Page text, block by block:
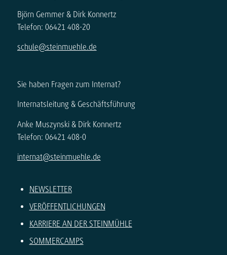
Björn Gemmer & Dirk Konnertz
Telefon: 06421 408-20
schule@steinmuehle.de
Sie haben Fragen zum Internat?
Internatsleitung & Geschäftsführung
Anke Muszynski & Dirk Konnertz
Telefon: 06421 408-0
internat@steinmuehle.de
NEWSLETTER
VERÖFFENTLICHUNGEN
KARRIERE AN DER STEINMÜHLE
SOMMERCAMPS